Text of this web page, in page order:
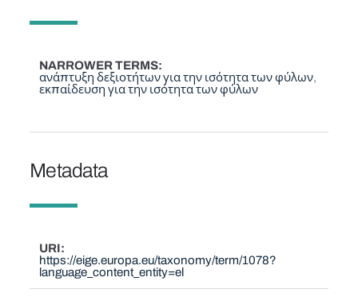
NARROWER TERMS
ανάπτυξη δεξιοτήτων για την ισότητα των φύλων
εκπαίδευση για την ισότητα των φύλων
Metadata
URI
https://eige.europa.eu/taxonomy/term/1078?
language_content_entity=el